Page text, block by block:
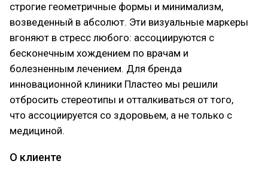
строгие геометричные формы и минимализм,
возведенный в абсолют. Эти визуальные маркеры
вгоняют в стресс любого: ассоциируются с
бесконечным хождением по врачам и
болезненным лечением. Для бренда
инновационной клиники Пластео мы решили
отбросить стереотипы и отталкиваться от того,
что ассоциируется со здоровьем, а не только с
медициной.
О клиенте